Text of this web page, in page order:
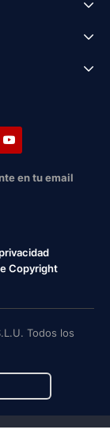
en tu email
Copyright
Todos los